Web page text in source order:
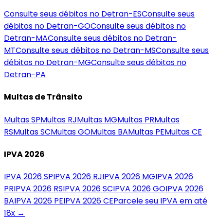
Consulte seus débitos no Detran-ESConsulte seus
débitos no Detran-GOConsulte seus débitos no
Detran-MAConsulte seus débitos no Detran-
MTConsulte seus débitos no Detran-MSConsulte seus
débitos no Detran-MGConsulte seus débitos no
Detran-PA
Multas de Trânsito
MultasSPMultas RJMultas MGMultas PRMultas
RSMultasSCMultasGOMultas BAMultas PEMultasCE
IPVA 2026
IPVA 2026SPIPVA 2026 RJIPVA 2026 MGIPVA 2026
PRIPVA 2026 RSIPVA 2026SCIPVA 2026GOIPVA 2026
BAIPVA 2026 PEIPVA 2026CEParcele seu IPVA em até
18x →